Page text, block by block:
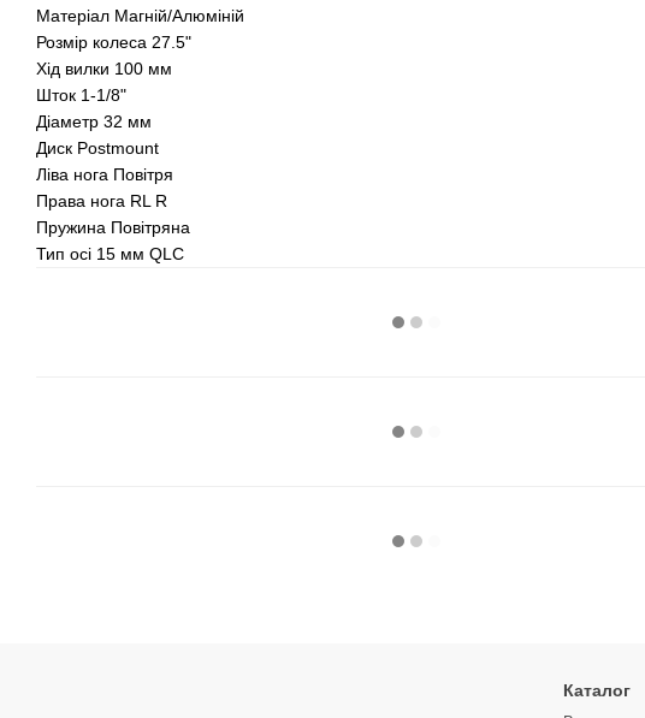
Матеріал Магній/Алюміній
Розмір колеса 27.5"
Хід вилки 100 мм
Шток 1-1/8"
Діаметр 32 мм
Диск Postmount
Ліва нога Повітря
Права нога RL R
Пружина Повітряна
Тип осі 15 мм QLC
Каталог